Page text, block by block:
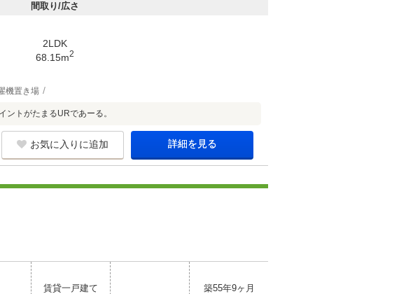
間取り/広さ
2LDK
68.15m2
機置き場
トがたまるURであーる。
お気に入りに追加 詳細を見る
賃貸一戸建て 築55年9ヶ月